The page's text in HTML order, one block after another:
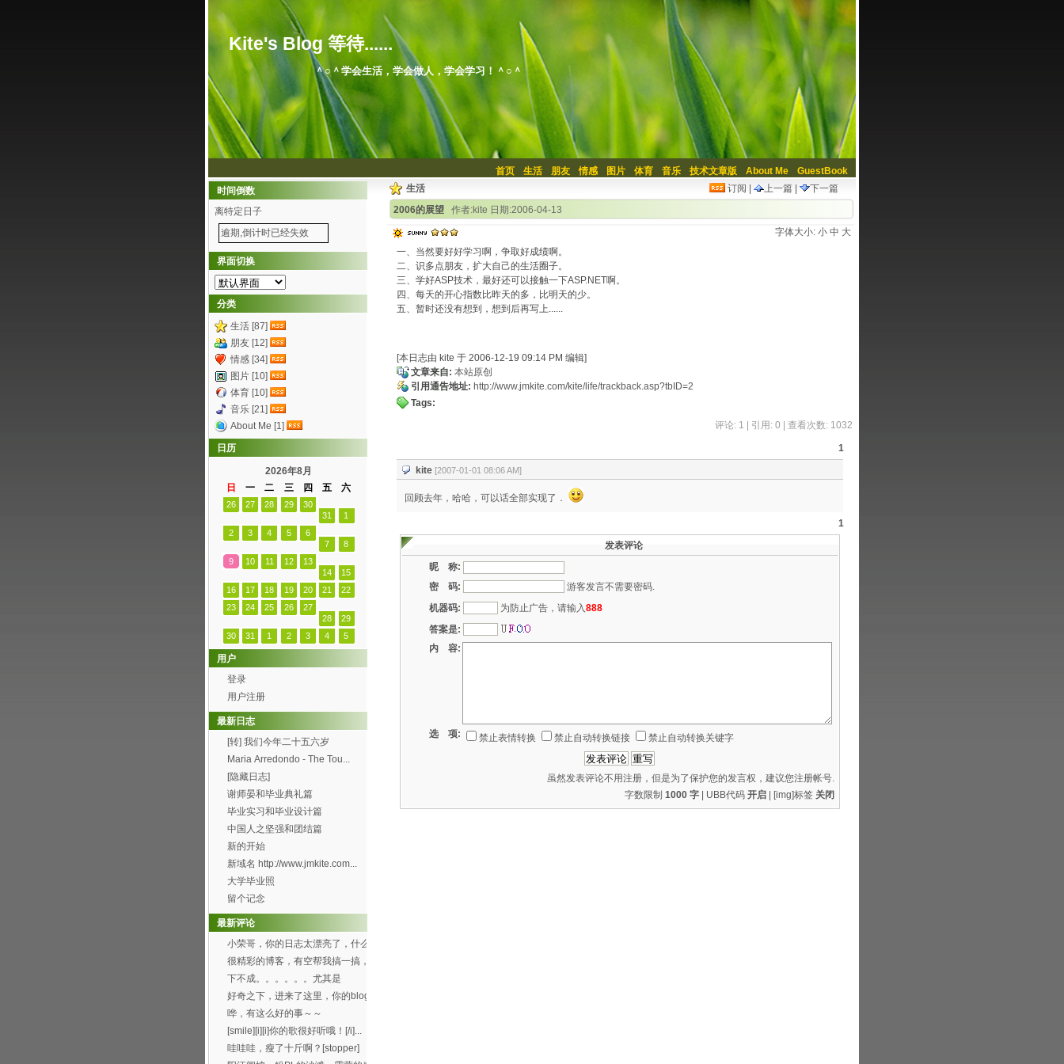
Kite's Blog 等待......
＾○＾学会生活，学会做人，学会学习！＾○＾
首页 生活 朋友 情感 图片 体育 音乐 技术文章版 About Me
GuestBook
订阅
上一篇 下一篇
生活
2006的展望
作者:kite 日期:2006-04-13
字体大小: 小 中 大
一、当然要好好学习啊，争取好成绩啊。
二、识多点朋友，扩大自己的生活圈子。
三、学好ASP技术，最好还可以接触一下ASP.NET啊。
四、每天的开心指数比昨天的多，比明天的少。
五、暂时还没有想到，想到后再写上......
[本日志由 kite 于 2006-12-19 09:14 PM 编辑]
文章来自: 本站原创
引用通告地址: http://www.jmkite.com/kite/life/trackback.asp?tbID=2
Tags:
评论: 1 | 引用: 0 | 查看次数: 1032
1
kite [2007-01-01 08:06 AM]
回顾去年，哈哈，可以话全部实现了．
1
发表评论
昵 称:
密 码:
游客发言不需要密码.
机器码:
为防止广告，请输入888
答案是:
内 容:
选 项: 禁止表情转换 禁止自动转换链接 禁止自动转换关键字
虽然发表评论不用注册，但是为了保护您的发言权，建议您注册帐号.
字数限制 1000 字| UBB代码 开启| [img]标签 关闭
时间倒数
离特定日子
逾期,倒计时已经失效
界面切换
分类
生活 [87]
朋友 [12]
情感 [34]
图片 [10]
体育 [10]
音乐 [21]
About Me [1]
日历
2026年8月
日
一 二 三 四 五 六
26 27 28 29
30
31
1
2
3 4 5
6
7
8
9
10 11 12
13
14
15
16
17 18 19 20 21
22
23
24 25 26
27
28
29
30
31 1 2 3 4 5
用户
登录
用户注册
最新日志
[转] 我们今年二十五六岁
Maria Arredondo - The Tou...
[隐藏日志]
谢师晏和毕业典礼篇
毕业实习和毕业设计篇
中国人之坚强和团结篇
新的开始
新域名 http://www.jmkite.com...
大学毕业照
留个记念
最新评论
小荣哥，你的日志太漂亮了，什么
时候有空帮我也搞一个...
很精彩的博客，有空帮我搞一搞，
可以吗？[smile...
下不成。。。。。。尤其是
Through the f...
好奇之下，进来了这里，你的blog
办得好好哦。 ...
哗，有这么好的事～～
[smile][i][i]你的歌很好听哦！[/i]...
哇哇哇，瘦了十斤啊？[stopper]